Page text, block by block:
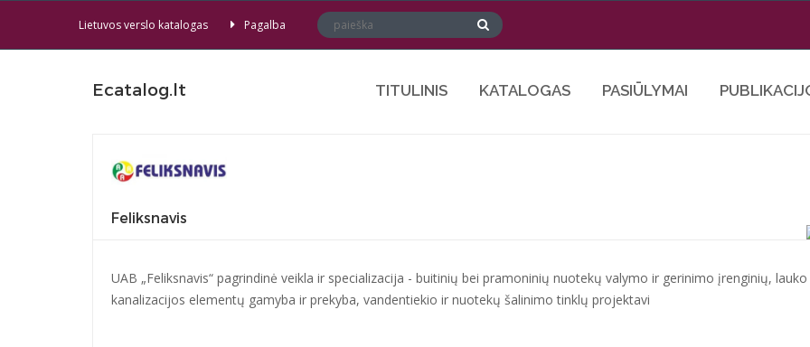
Lietuvos verslo katalogas Pagalba
Ecatalog.lt TITULINIS KATALOGAS PASIŪLYMAI
Feliksnavis
UAB „Feliksnavis“ pagrindinė veikla ir specializacija - buitinių bei pramoninių nuotekų valymo ir gerinimo įrenginių, lauko
kanalizacijos elementų gamyba ir prekyba, vandentiekio ir nuotekų šalinimo tinklų projektavi